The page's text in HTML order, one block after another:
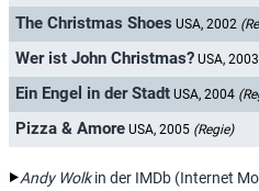
The Christmas Shoes USA, 2002
Wer ist John Christmas? USA, 2003
Ein Engel in der Stadt USA, 2004
Pizza & Amore USA, 2005 (Regie)
Andy Wolkin der IMDb (Internet